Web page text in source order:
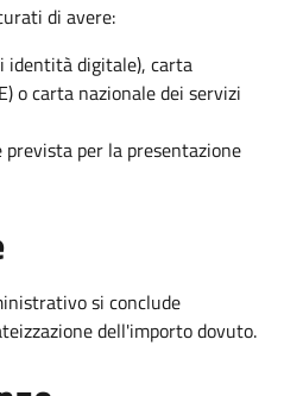
di avere:
identità digitale), carta
o carta nazionale dei servizi
per la presentazione
si conclude
dell'importo dovuto.